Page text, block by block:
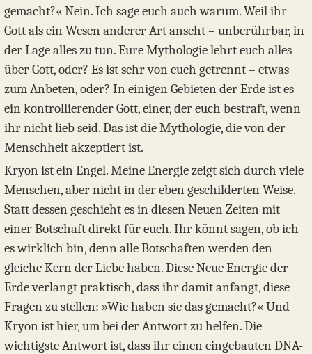
gemacht?« Nein. Ich sage euch auch warum. Weil ihr
Gott als ein Wesen anderer Art anseht – unberührbar, in
der Lage alles zu tun. Eure Mythologie lehrt euch alles
über Gott, oder? Es ist sehr von euch getrennt – etwas
zum Anbeten, oder? In einigen Gebieten der Erde ist es
ein kontrollierender Gott, einer, der euch bestraft, wenn
ihr nicht lieb seid. Das ist die Mythologie, die von der
Menschheit akzeptiert ist.
Kryon ist ein Engel. Meine Energie zeigt sich durch viele
Menschen, aber nicht in der eben geschilderten Weise.
Statt dessen geschieht es in diesen Neuen Zeiten mit
einer Botschaft direkt für euch. Ihr könnt sagen, ob ich
es wirklich bin, denn alle Botschaften werden den
gleiche Kern der Liebe haben. Diese Neue Energie der
Erde verlangt praktisch, dass ihr damit anfangt, diese
Fragen zu stellen: »Wie haben sie das gemacht?« Und
Kryon ist hier, um bei der Antwort zu helfen. Die
wichtigste Antwort ist, dass ihr einen eingebauten DNA-